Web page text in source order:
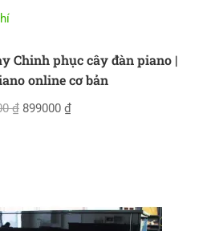
Chinh phục cây đàn piano |
online cơ bản
₫ 899000 ₫